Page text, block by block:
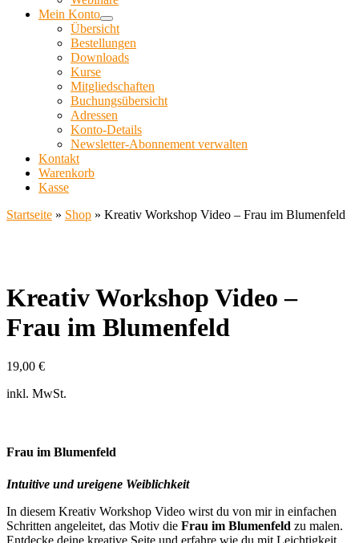
Mein Konto
Übersicht
Bestellungen
Downloads
Kurse
Mitgliedschaften
Buchungsübersicht
Adressen
Konto-Details
Newsletter-Abonnement verwalten
Kontakt
Warenkorb
Kasse
Startseite » Shop » Kreativ Workshop Video – Frau im Blumenfeld
Kreativ Workshop Video –
Frau im Blumenfeld
19,00 €
inkl. MwSt.
Frau im Blumenfeld
Intuitive und ureigene Weiblichkeit
In diesem Kreativ Workshop Video wirst du von mir in einfachen
Schritten angeleitet, das Motiv die Frau im Blumenfeld zu malen.
Entdecke deine kreative Seite und erfahre wie du mit Leichtigkeit